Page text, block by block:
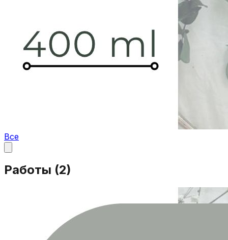
Все
Работы (2)